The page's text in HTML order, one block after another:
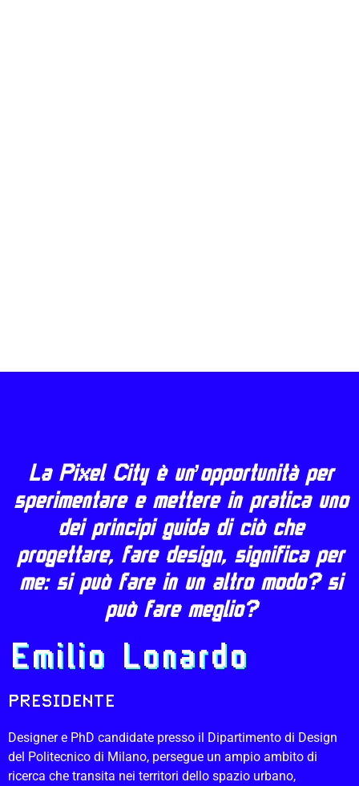
La Pixel City è un’opportunità per
sperimentare e mettere in pratica uno
dei principi guida di ciò che
progettare, fare design, significa per
me: si può fare in un altro modo? si
può fare meglio?
Emilio Lonardo
PRESIDENTE
Designer e PhD candidate presso il Dipartimento di Design
del Politecnico di Milano, persegue un ampio ambito di
ricerca che transita nei territori dello spazio urbano,